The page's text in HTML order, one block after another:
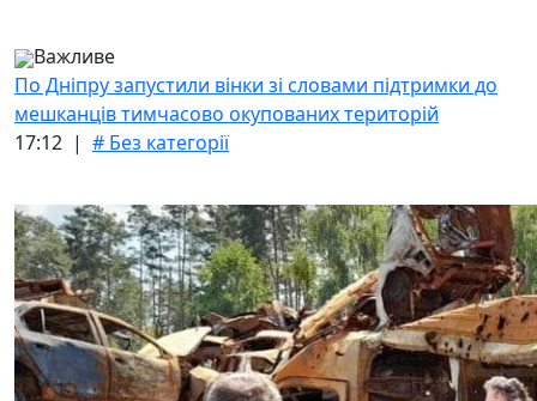
Важливе
По Дніпру запустили вінки зі словами підтримки до
мешканців тимчасово окупованих територій
17:12 | # Без категорії